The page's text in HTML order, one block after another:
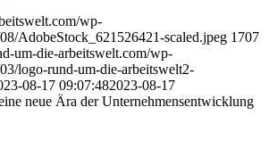
wp-
AdobeStock_621526421-scaled.jpeg 1707
um-die-arbeitswelt.com/wp-
logo-rund-um-die-arbeitswelt2-
08-17 09:07:482023-08-17
neue Ära der Unternehmensentwicklung